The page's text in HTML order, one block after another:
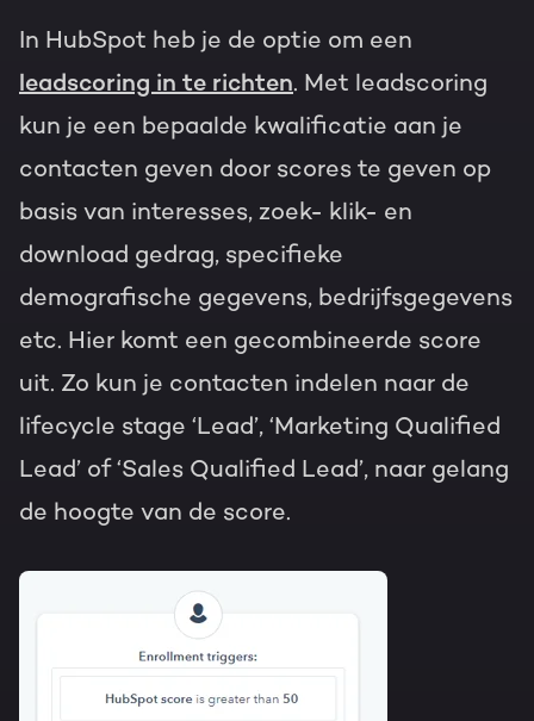
In HubSpot heb je de optie om een
leadscoring in te richten. Met leadscoring
kun je een bepaalde kwalificatie aan je
contacten geven door scores te geven op
basis van interesses, zoek- klik- en
download gedrag, specifieke
demografische gegevens, bedrijfsgegevens
etc. Hier komt een gecombineerde score
uit. Zo kun je contacten indelen naar de
lifecycle stage ‘Lead’, ‘Marketing Qualified
Lead’ of ‘Sales Qualified Lead’, naar gelang
de hoogte van de score.